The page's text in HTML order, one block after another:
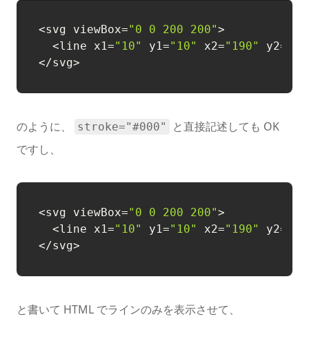
<svg viewBox="0 0 200 200">
  <line x1
="10" y1="10" x2="190" y2=
のように、 stroke="#000"
と直接記述しても OK
ですし、
<svg viewBox="0 0 200 200">
  <line x1
="10" y1="10" x2="190" y2=
と書いて HTML でラインのみを表示させて、